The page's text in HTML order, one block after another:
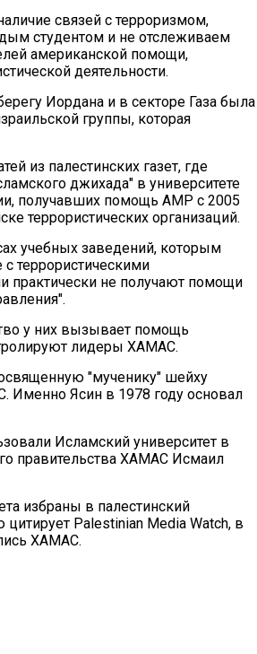
связей с терроризмом,
студентом и не отслеживаем
американской помощи,
деятельности.
Иордана и в секторе Газа была
группы, которая
из палестинских газет, где
джихада" в университете
получавших помощь АМР с 2005
террористических организаций.
учебных заведений, которым
террористическими
практически не получают помощи
у них вызывает помощь
лидеры ХАМАС.
"мученику" шейху
Ясин в 1978 году основал
Исламский университет в
правительства ХАМАС Исмаил
избраны в палестинский
Palestinian Media Watch, в
ХАМАС.